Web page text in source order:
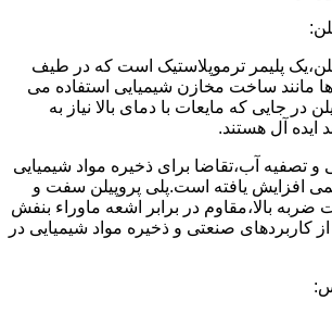
پلیمر ترموپلاستیک است که در طیف
مانند ساخت مخازن شیمیایی استفاده می
در جایی که مایعات با دمای بالا نیاز به
ایده آل هستند.
تصفیه آب،تقاضا برای ذخیره مواد شیمیایی
افزایش یافته است.پلی پروپیلن سفت و
بالا،مقاوم در برابر اشعه ماوراء بنفش
کاربردهای صنعتی و ذخیره مواد شیمیایی در